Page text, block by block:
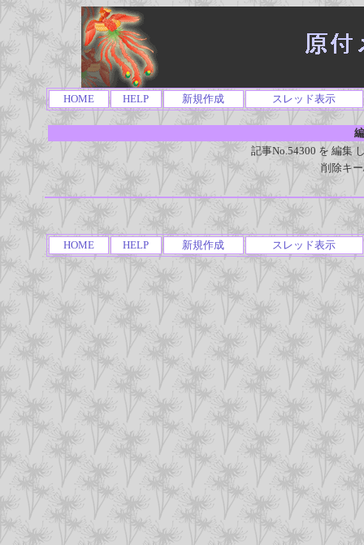
HOME HELP 新規作成 スレッド表示
記事No.54300 を 編集
削除キ
HOME HELP 新規作成 スレッド表示